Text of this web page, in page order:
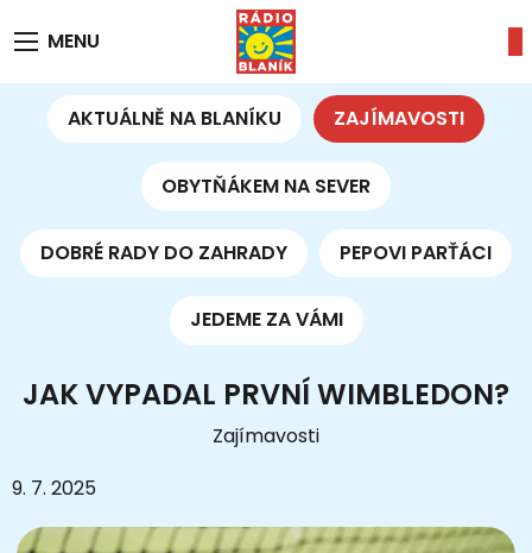
MENU
AKTUÁLNĚ NA BLANÍKU ZAJÍMAVOSTI
OBYTŇÁKEM NA SEVER
DOBRÉ RADY DO ZAHRADY PEPOVI PARŤÁCI
JEDEME ZA VÁMI
JAK VYPADAL PRVNÍ WIMBLEDON?
Zajímavosti
9. 7. 2025